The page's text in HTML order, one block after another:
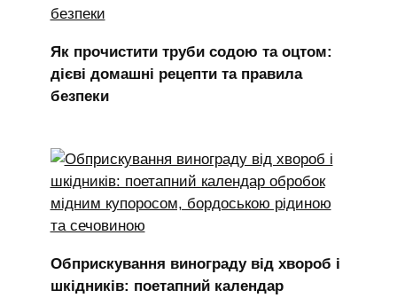
Як прочистити труби содою та оцтом:
дієві домашні рецепти та правила
безпеки
Обприскування винограду від хвороб і
шкідників: поетапний календар